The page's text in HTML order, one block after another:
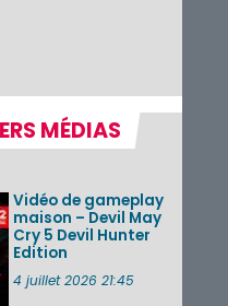
Les sorties eShop de
la semaine 31 de
2026 (Xenoblade
Edit...
Une édition
physique japonaise
de Stray Children
sur Nintendo Switch
MÉDIAS
Vidéo de gameplay
maison – Devil May
Cry 5 Devil Hunter
Edition
4 juillet 2026 21:45